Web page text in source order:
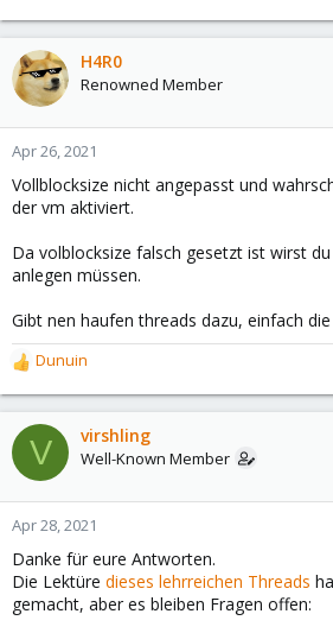
H4R0
Renowned Member
Apr 26, 2021
Vollblocksize nicht angepasst und
der vm aktiviert.
Da volblocksize falsch gesetzt ist wirst
anlegen müssen.
Gibt nen haufen threads dazu, einfach
R
e
a
c
t
o
n
:
Dunuin
V virshling
Well-Known Member
Apr 28, 2021
Danke für eure Antworten.
Die Lektüre dieses lehrreichen Threads
gemacht, aber es bleiben Fragen offen: